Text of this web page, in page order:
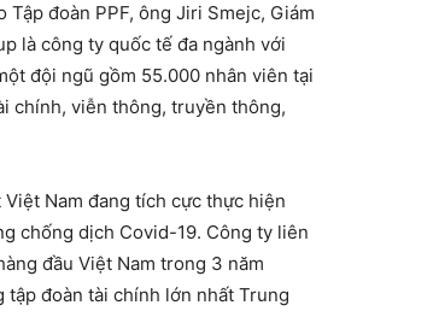
đoàn PPF, ông Jiri Smejc, Giám
là công ty quốc tế đa ngành với
đội ngũ gồm 55.000 nhân viên tại
chính, viễn thông, truyền thông,
Nam đang tích cực thực hiện
chống dịch Covid-19. Công ty liên
đầu Việt Nam trong 3 năm
đoàn tài chính lớn nhất Trung